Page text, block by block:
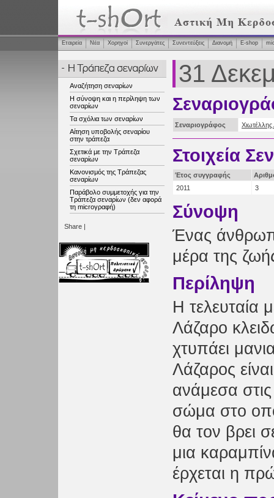
Εταιρεία Νέα Χορηγοί Συνεργάτες Συνεντεύξεις Διανομή Ε-shop
Αναζήτηση σεναρίων
Η σύνοψη και η περίληψη των
σεναρίων
Τα σχόλια των σεναρίων
Αίτηση υποβολής σεναρίου
στην τράπεζα
Σχετικά με την Τράπεζα
σεναρίων
Κανονισμός της Τράπεζας
σεναρίων
Παράβολο συμμετοχής για την
Τράπεζα σεναρίων (δεν αφορά
τη microγραφή)
Share |
31
Σεναριογράφος Χιωτέλλης
Στοιχεία
Έτος συγγραφής
2011
3
Σύνοψη
Ένας
μέρα της
Περίληψη
Η τελευταία
Λάζαρο
χτυπάει
Λάζαρος
ανάμεσα
σώμα στο
θα τον βρει
μια
έρχεται η